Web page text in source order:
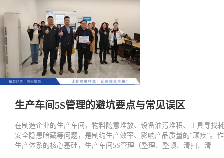
生产车间5S管理的避坑要点与常见误区
在制造企业的生产车间，物料随意堆放、设备油污堆积、工具寻找
安全隐患暗藏等问题，是制约生产效率、影响产品质量的“顽疾”。
生产体系的核心基础，生产车间5S管理（整理、整顿、清扫、清